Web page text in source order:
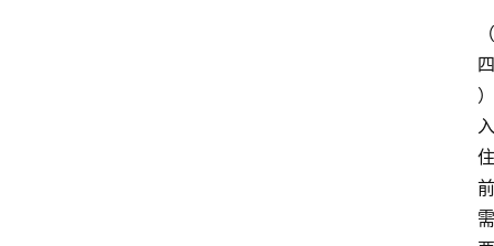
（
四
）
入
住
前
需